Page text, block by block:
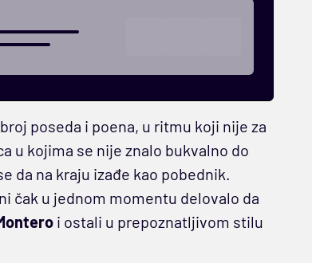
poseda i poena, u ritmu koji nije za
u kojima se nije znalo bukvalno do
da na kraju izađe kao pobednik.
čak u jednom momentu delovalo da
i ostali u prepoznatljivom stilu